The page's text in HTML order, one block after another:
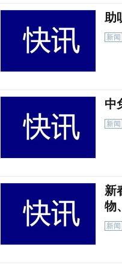
助
新闻
中
新闻
新
物
新闻